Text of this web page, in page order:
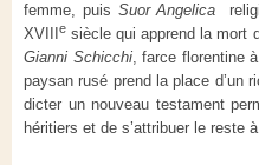
femme, puis Suor Angelica
XVIII
e siècle qui apprend la mort
Gianni Schicchi, farce florentine
paysan rusé prend la place d’un
dicter un nouveau testament
héritiers et de s’attribuer le reste